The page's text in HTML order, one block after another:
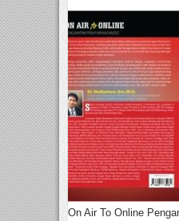
On Air To Online